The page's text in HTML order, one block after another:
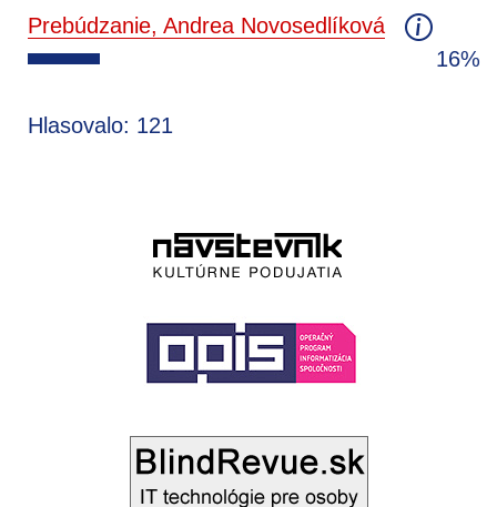
Prebúdzanie, Andrea Novosedlíková
16%
Hlasovalo: 121